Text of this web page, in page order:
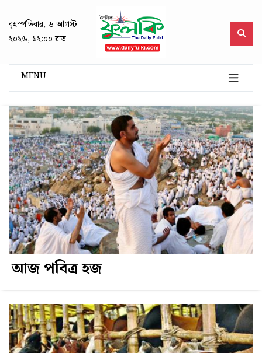
বৃহস্পতিবার, ৬ আগস্ট
২০২৬, ১২:০০ রাত
MENU
আজ পবিত্র হজ